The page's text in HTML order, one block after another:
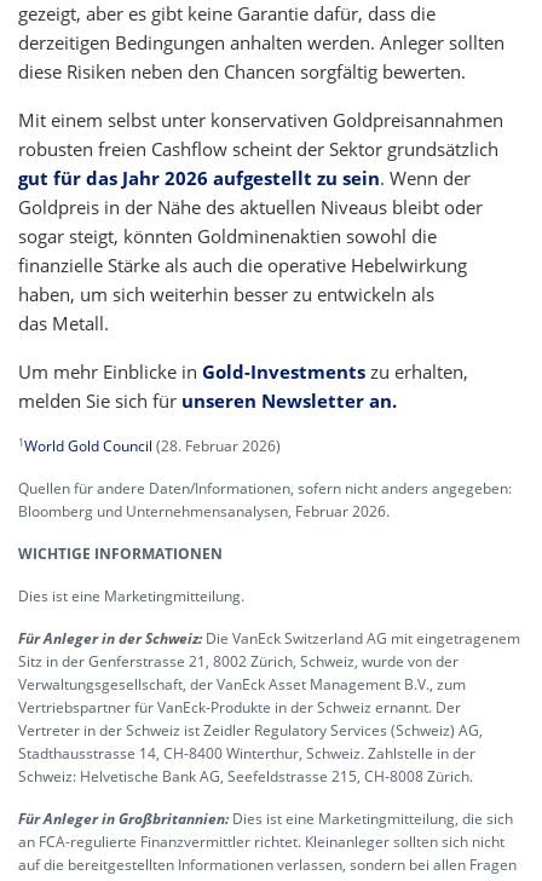
gezeigt, aber es gibt keine Garantie dafür, dass die
derzeitigen Bedingungen anhalten werden. Anleger sollten
diese Risiken neben den Chancen sorgfältig bewerten.
Mit einem selbst unter konservativen Goldpreisannahmen
robusten freien Cashflow scheint der Sektor grundsätzlich
gut für das Jahr 2026 aufgestellt zu sein. Wenn der
Goldpreis in der Nähe des aktuellen Niveaus bleibt oder
sogar steigt, könnten Goldminenaktien sowohl die
finanzielle Stärke als auch die operative Hebelwirkung
haben, um sich weiterhin besser zu entwickeln als
das Metall.
Um mehr Einblicke in Gold-Investments zu erhalten,
melden Sie sich für unseren Newsletter an.
1World Gold Council (28. Februar 2026)
Quellen für andere Daten/Informationen, sofern nicht anders angegeben:
Bloomberg und Unternehmensanalysen, Februar 2026.
WICHTIGE INFORMATIONEN
Dies ist eine Marketingmitteilung.
Für Anleger in der Schweiz:Die VanEck Switzerland AG mit eingetragenem
Sitz in der Genferstrasse 21, 8002 Zürich, Schweiz, wurde von der
Verwaltungsgesellschaft, der VanEck Asset Management B.V., zum
Vertriebspartner für VanEck-Produkte in der Schweiz ernannt. Der
Vertreter in der Schweiz ist Zeidler Regulatory Services (Schweiz) AG,
Stadthausstrasse 14, CH-8400 Winterthur, Schweiz. Zahlstelle in der
Schweiz: Helvetische Bank AG, Seefeldstrasse 215, CH-8008 Zürich.
Für Anleger in Großbritannien:Dies ist eine Marketingmitteilung, die sich
an FCA-regulierte Finanzvermittler richtet. Kleinanleger sollten sich nicht
auf die bereitgestellten Informationen verlassen, sondern bei allen Fragen